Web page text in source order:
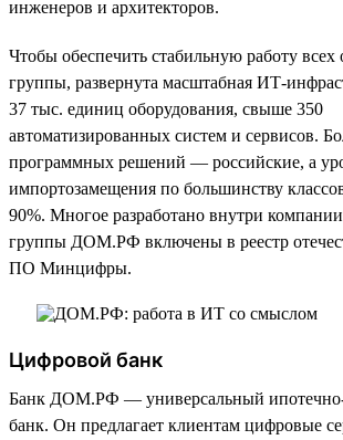
инженеров и архитекторов.
Чтобы обеспечить стабильную работу всех
группы, развернута масштабная ИТ-
37 тыс. единиц оборудования, свыше 350
автоматизированных систем и сервисов.
программных решений — российские, а
импортозамещения по большинству
90%. Многое разработано внутри
группы ДОМ.РФ включены в реестр
ПО Минцифры.
Цифровой банк
Банк ДОМ.РФ — универсальный ипотечно-
банк. Он предлагает клиентам цифровые